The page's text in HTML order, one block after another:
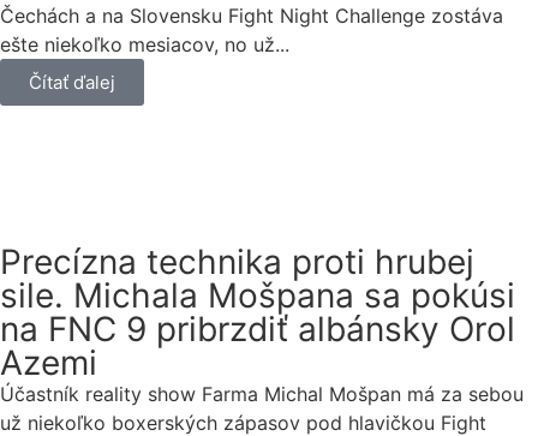
Čechách a na Slovensku Fight Night Challenge zostáva
ešte niekoľko mesiacov, no už...
Čítať ďalej
Precízna technika proti hrubej
sile. Michala Mošpana sa pokúsi
na FNC 9 pribrzdiť albánsky Orol
Azemi
Účastník reality show Farma Michal Mošpan má za sebou
už niekoľko boxerských zápasov pod hlavičkou Fight